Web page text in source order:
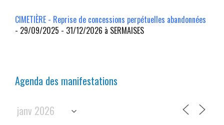
CIMETIÈRE - Reprise de concessions perpétuelles abandonnées
- 29/09/2025 - 31/12/2026 à SERMAISES
Agenda des manifestations